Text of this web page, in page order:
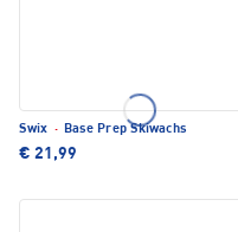
Swix · Base Prep Skiwachs
€ 21,99